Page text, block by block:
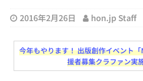
2016年2月26日 hon.jp Staff
今年もやります！ 出版創作イベント
援者募集クラファン実